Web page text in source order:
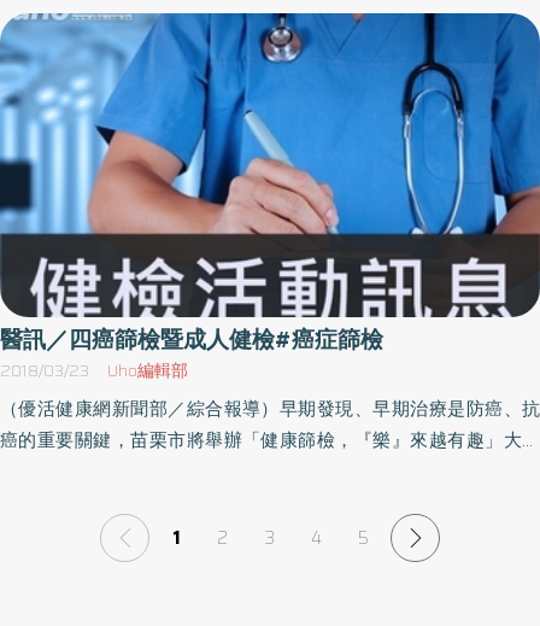
國中女生開始全面施打 新北市衛生局陳潤秋局長說預防兩要點，第
一、疫苗施打，第二、篩檢，新北市在2000年推動HPV四價疫苗讓
國中女生全面施打，至今造福20萬年輕女性，同時，新北市衛生局
針對30歲以下的年輕女性和沒有納健保的女性，推出免費子宮頸抹
片的篩檢服務。 台中市衛生局副局長陳麗娟說早點發現早點治療，
台中市從2005年開始實施HPV國中女生全面施打，截至2022年比
例已達9成。接下來，中央支持國健署爭取預算，將國中男性也納入
免費施打對象。 中南部城鄉篩檢展開 助民眾提早發現疾病 台大醫院
內科部主治醫師梁嘉德醫師分享透過肝炎篩檢以早期預防肝癌，根
據衛福部的統計，二十年來「肝癌」一直是全國十大癌症死因前三
名，且肝是沉默的器官，早期幾乎沒有症狀，很難被發現。目前中
南部城鄉篩檢逐漸展開，有助於民眾對疾病有所了解，進而提早發
現，提早治療。 台大醫院婦產部主治醫師林芯伃醫師從國際經驗分
享並且說明接種HPV疫苗能提供的癌症預防保護，根據WHO統計，
球現已有47個國家提供男女共同施打HPV疫苗，因不分男女皆有八
成的機率接觸HPV病毒，男性感染HPV病毒有可能罹患陰莖癌、肛
門癌，且男性感染HPV病毒後，病毒清除能力低於女性。有研究發
例。該研究指稱，血液檢查可作為篩檢出早期癌症及預測腫瘤位置
的新驗證方法。
醫訊／四癌篩檢暨成人健檢#癌症篩檢
2018/03/23 Uho編輯部
（優活健康網新聞部／綜合報導）早期發現、早期治療是防癌、抗
癌的重要關鍵，苗栗市將舉辦「健康篩檢，『樂』來越有趣」大型
狀腺發炎、甲狀腺腫瘤、頸部腫塊等問題。另外，還有免費骨質密
度檢測，及「用藥」、「戒菸檳」、「器官捐贈」等衛教宣導，歡
1 2 3 4 5